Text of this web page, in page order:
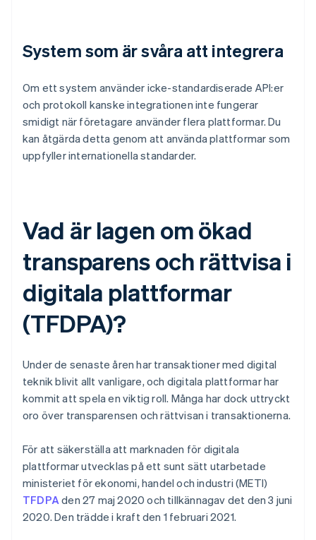
System som är svåra att integrera
Om ett system använder icke-standardiserade API:er
och protokoll kanske integrationen inte fungerar
smidigt när företagare använder flera plattformar. Du
kan åtgärda detta genom att använda plattformar som
uppfyller internationella standarder.
Vad är lagen om ökad
transparens och rättvisa i
digitala plattformar
(TFDPA)?
Under de senaste åren har transaktioner med digital
teknik blivit allt vanligare, och digitala plattformar har
kommit att spela en viktig roll. Många har dock uttryckt
oro över transparensen och rättvisan i transaktionerna.
För att säkerställa att marknaden för digitala
plattformar utvecklas på ett sunt sätt utarbetade
ministeriet för ekonomi, handel och industri (METI)
TFDPAden 27 maj 2020 och tillkännagav det den 3 juni
2020. Den trädde i kraft den 1 februari 2021.